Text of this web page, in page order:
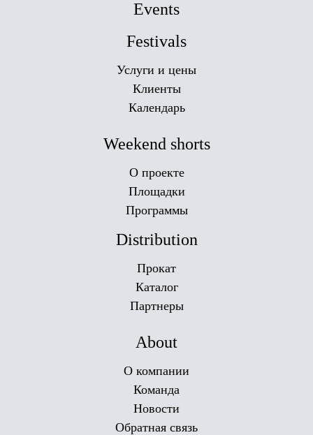
Events
Festivals
Услуги и цены
Клиенты
Календарь
Weekend shorts
О проекте
Площадки
Программы
Distribution
Прокат
Каталог
Партнеры
About
О компании
Команда
Новости
Обратная связь